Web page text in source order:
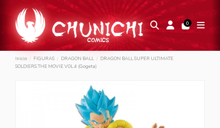
0
Inicio FIGURAS DRAGON BALL
DRAGON BALL SUPER ULTIMATE
SOLDIERS THE MOVIE VOL.4 (Gogeta)